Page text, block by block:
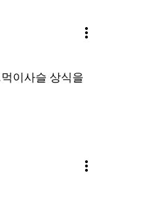
more_vert
이사슬 상식을
more_vert